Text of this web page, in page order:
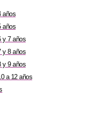
años
años
y 7 años
y 8 años
y 9 años
a 12 años